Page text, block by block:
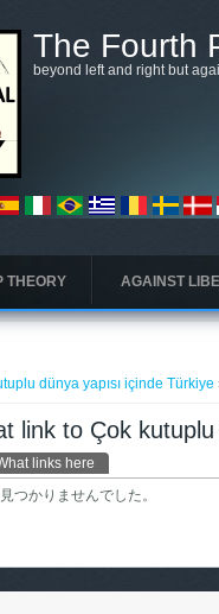
The Fourth
beyond left and right but
THEORY AGAINST
dünya yapısı içinde Türkiye
link to Çok
リータブ
links here
つかりませんでした。